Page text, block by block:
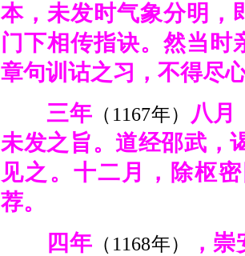
本，未发时气象分明，
门下相传指诀。然当时
章句训诂之习，不得尽
三年 （1167年）
八月
未发之旨。道经邵武，
见之。十二月，除枢
荐。
四年 （1168年）
，